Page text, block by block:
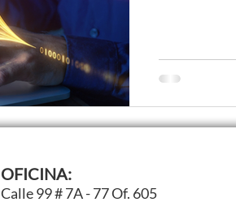
OFICINA:
Calle 99 # 7A - 77 Of. 605